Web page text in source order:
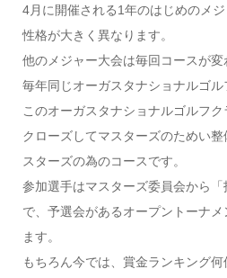
4月に開催される1年のはじめのメ
性格が大きく異なります。
他のメジャー大会は毎回コースが
毎年同じオーガスタナショナルゴル
このオーガスタナショナルゴルフ
クローズしてマスターズのためい
スターズの為のコースです。
参加選手はマスターズ委員会から
で、予選会があるオープントーナ
ます。
もちろん今では、賞金ランキング